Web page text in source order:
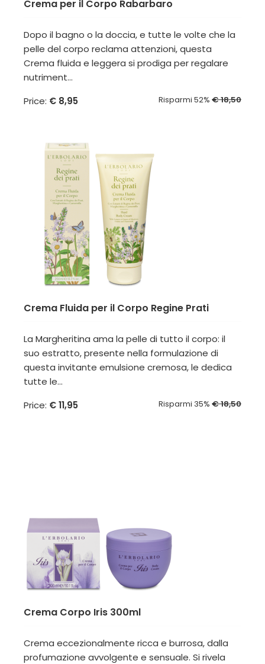
Crema per il Corpo Rabarbaro
Dopo il bagno o la doccia, e tutte le volte che la
pelle del corpo reclama attenzioni, questa
Crema fluida e leggera si prodiga per regalare
nutriment...
Price: € 8,95 Risparmi 52% € 18,50
Crema Fluida per il Corpo Regine Prati
La Margheritina ama la pelle di tutto il corpo: il
suo estratto, presente nella formulazione di
questa invitante emulsione cremosa, le dedica
tutte le...
Price: € 11,95 Risparmi 35% € 18,50
Crema Corpo Iris 300ml
Crema eccezionalmente ricca e burrosa, dalla
profumazione avvolgente e sensuale. Si rivela